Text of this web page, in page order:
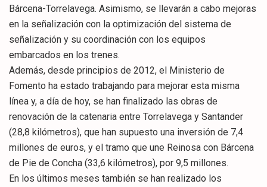
Bárcena-Torrelavega. Asimismo, se llevarán a cabo mejoras
en la señalización con la optimización del sistema de
señalización y su coordinación con los equipos
embarcados en los trenes.
Además, desde principios de 2012, el Ministerio de
Fomento ha estado trabajando para mejorar esta misma
línea y, a día de hoy, se han finalizado las obras de
renovación de la catenaria entre Torrelavega y Santander
(28,8 kilómetros), que han supuesto una inversión de 7,4
millones de euros, y el tramo que une Reinosa con Bárcena
de Pie de Concha (33,6 kilómetros), por 9,5 millones.
En los últimos meses también se han realizado los